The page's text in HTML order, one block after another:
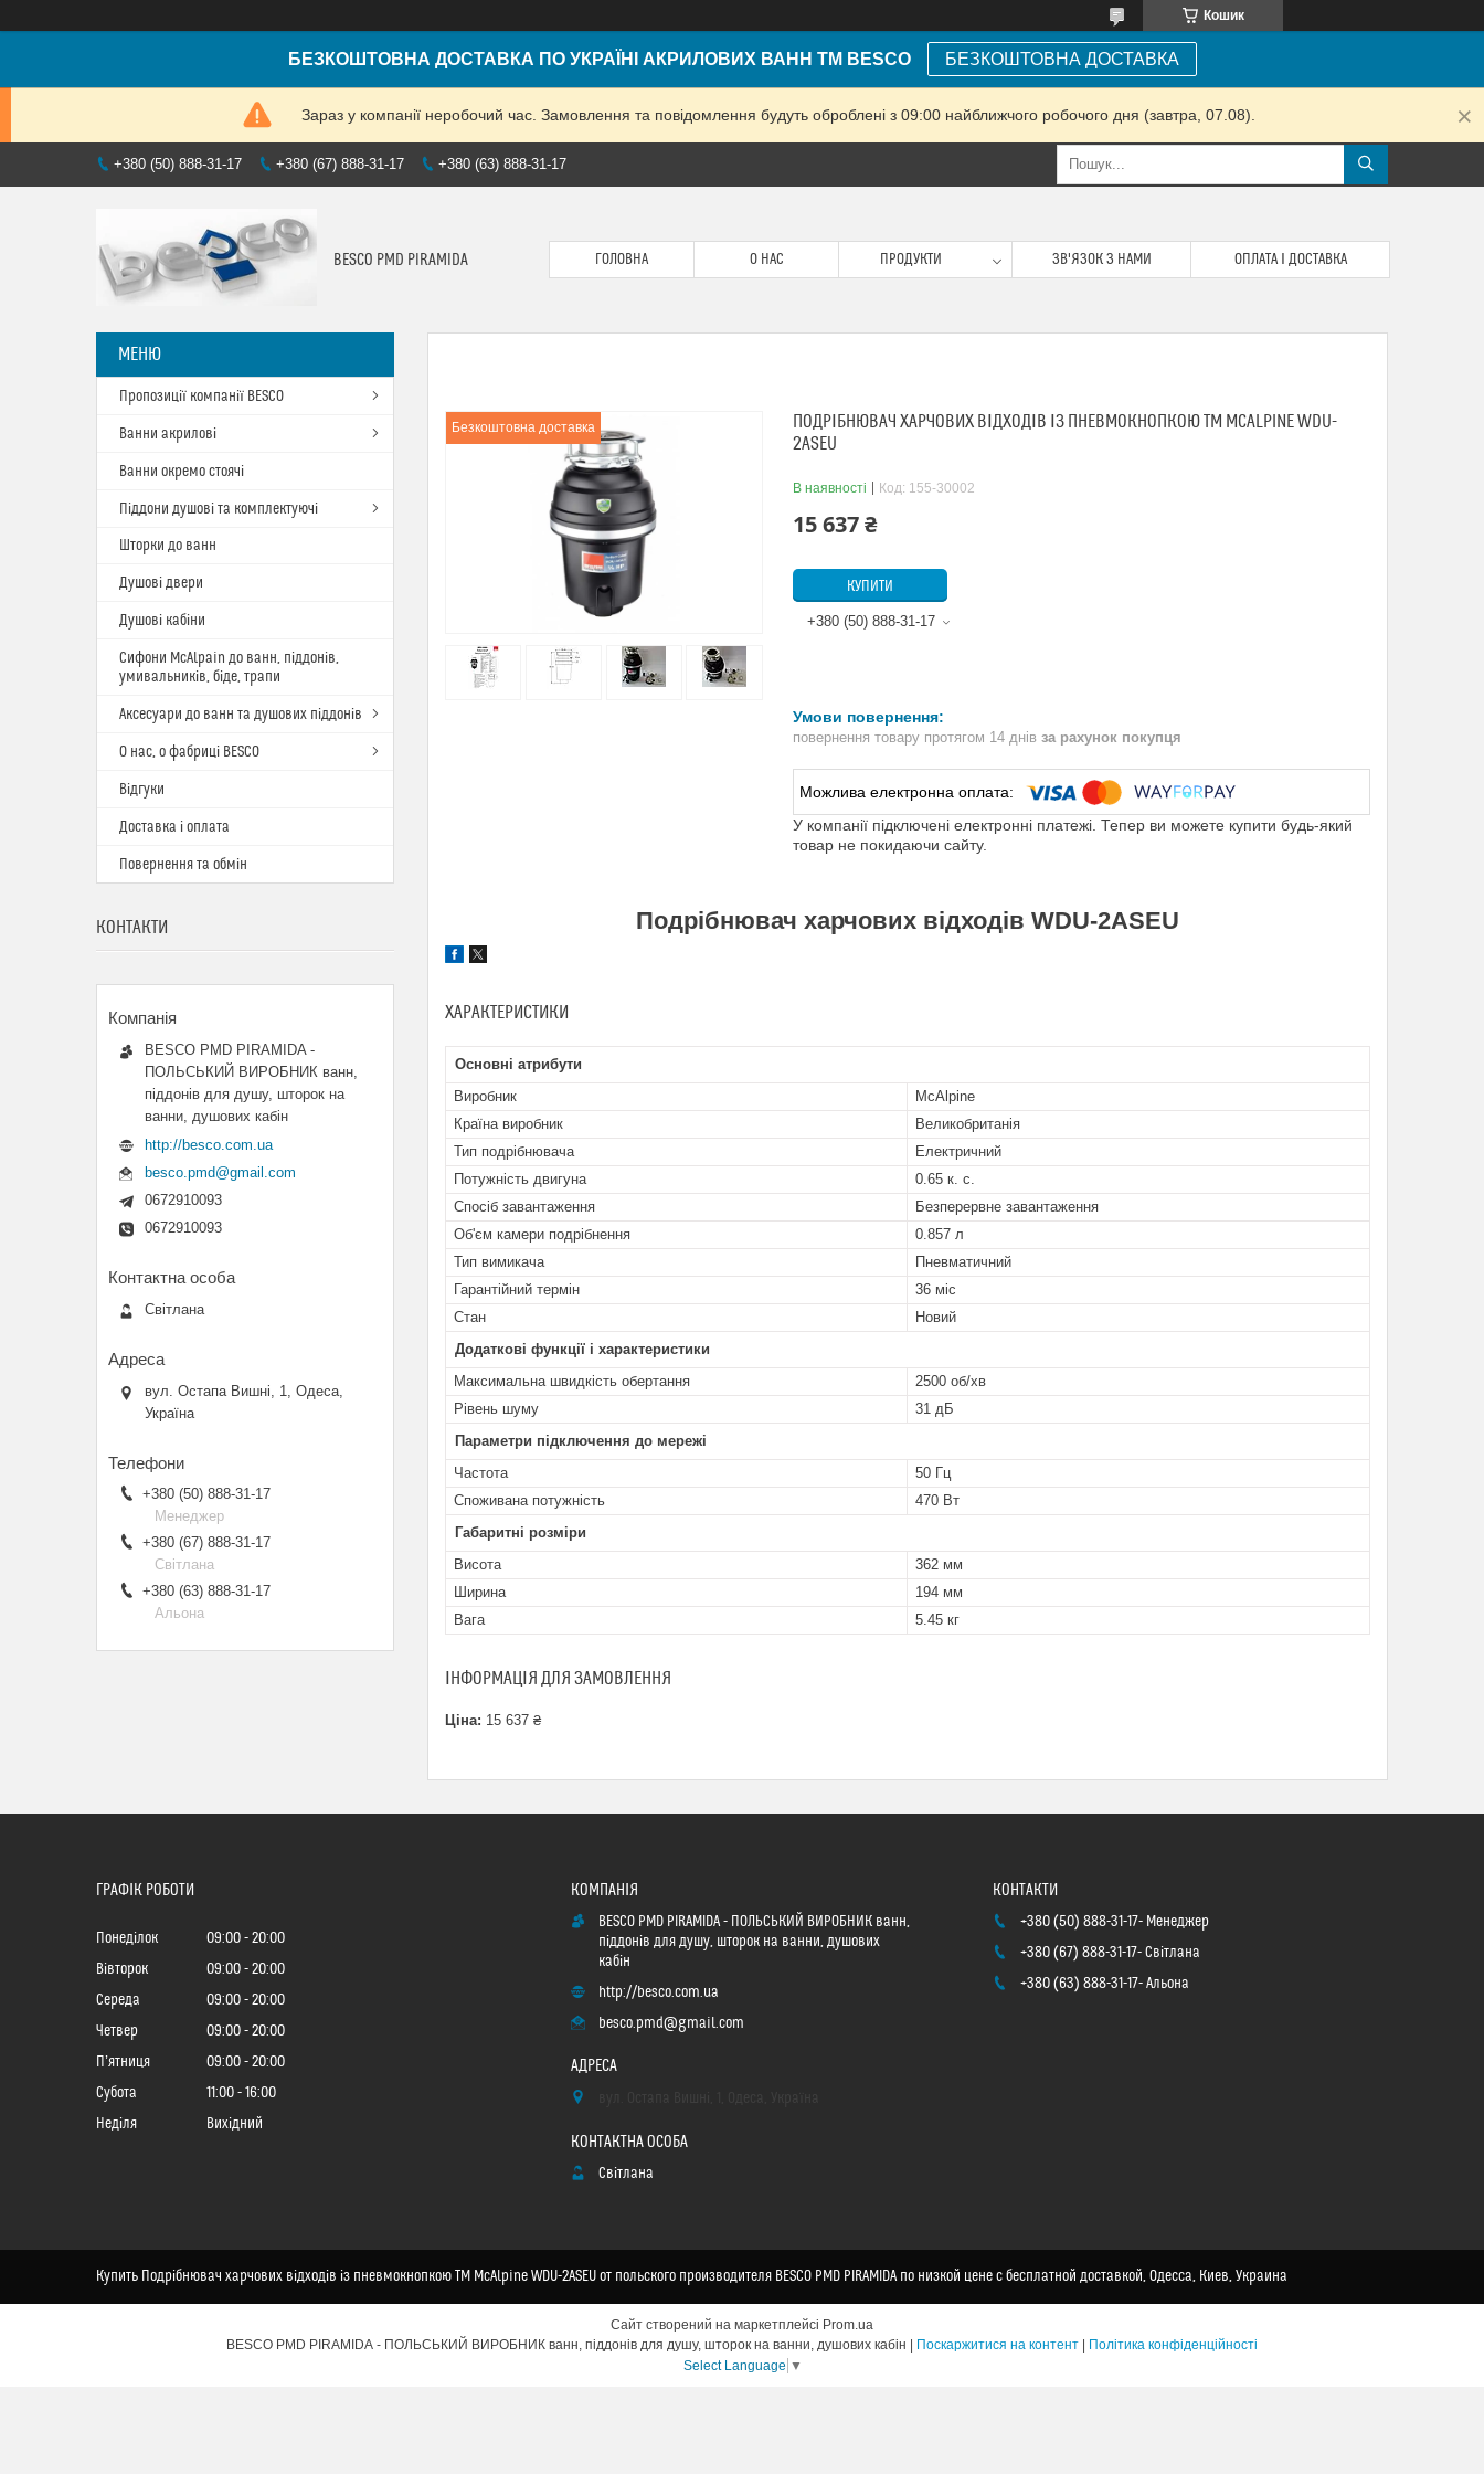
Кошик
БЕЗКОШТОВНА ДОСТАВКА ПО УКРАЇНІ АКРИЛОВИХ ВАНН ТМ BESCO БЕЗКОШТОВНА ДОСТАВКА
Зараз у компанії неробочий час. Замовлення та повідомлення будуть оброблені з 09:00 найближчого робочого дня (завтра, 07.08).
+380 (50) 888-31-17 +380 (67) 888-31-17 +380 (63) 888-31-17
BESCO PMD PIRAMIDA ГОЛОВНА О НАС ПРОДУКТИ ЗВ'ЯЗОК З НАМИ ОПЛАТА І ДОСТАВКА
Безкоштовна доставка
ПОДРІБНЮВАЧ ХАРЧОВИХ ВІДХОДІВ ІЗ ПНЕВМОКНОПКОЮ ТМ MCALPINE WDU-
2ASEU
В наявності Код: 155-30002
15 637 ₴
КУПИТИ
+380 (50) 888-31-17
повернення товару протягом 14 днів за рахунок покупця
У компанії підключені електронні платежі. Тепер ви можете купити будь-який
товар не покидаючи сайту.
Подрібнювач харчових відходів WDU-2ASEU
ХАРАКТЕРИСТИКИ
Основні атрибути
Виробник
McAlpine
Країна виробник
Великобританія
Тип подрібнювача
Електричний
Потужність двигуна
0.65 к. с.
Спосіб завантаження
Безперервне завантаження
Об'єм камери подрібнення
0.857 л
Тип вимикача
Пневматичний
Гарантійний термін
36 міс
Стан
Новий
Додаткові функції і характеристики
Максимальна швидкість обертання
2500 об/хв
Рівень шуму
31 дБ
Параметри підключення до мережі
Частота
50 Гц
Споживана потужність
470 Вт
Габаритні розміри
Висота
362 мм
Ширина
194 мм
Вага
5.45 кг
ІНФОРМАЦІЯ ДЛЯ ЗАМОВЛЕННЯ
Ціна: 15 637 ₴
Пропозиції компанії BESCO
Ванни акрилові
Ванни окремо стоячі
Піддони душові та комплектуючі
Шторки до ванн
Душові двери
Душові кабіни
Сифони McAlpain до ванн, піддонів,
умивальників, біде, трапи
Аксесуари до ванн та душових піддонів
О нас, о фабриці BESCO
Відгуки
Доставка і оплата
Повернення та обмін
КОНТАКТИ
BESCO PMD PIRAMIDA -
ПОЛЬСЬКИЙ ВИРОБНИК ванн,
піддонів для душу, шторок на
ванни, душових кабін
http://besco.com.ua
besco.pmd@gmail.com
0672910093
0672910093
Світлана
вул. Остапа Вишні, 1, Одеса,
Україна
+380 (50) 888-31-17
Менеджер
+380 (67) 888-31-17
Світлана
+380 (63) 888-31-17
Альона
ГРАФІК РОБОТИ
Понеділок 09:00
20:00
Вівторок
09:00
20:00
Середа
09:00
20:00
Четвер
09:00
20:00
Пʼятниця
09:00
20:00
Субота
11:00
16:00
Неділя
Вихідний
BESCO PMD PIRAMIDA - ПОЛЬСЬКИЙ ВИРОБНИК ванн,
піддонів для душу, шторок на ванни, душових
кабін
http://besco.com.ua
besco.pmd@gmail.com
Світлана
+380 (50) 888-31-17 Менеджер
+380 (67) 888-31-17 Світлана
+380 (63) 888-31-17 Альона
Купить Подрібнювач харчових відходів із пневмокнопкою ТМ McAlpine WDU-2ASEU от польского производителя BESCO PMD PIRAMIDA по низкой цене с бесплатной доставкой, Одесса, Киев, Украина
Сайт створений на маркетплейсі Prom.ua
Поскаржитися на контент
Політика конфіденційності
Select Language ▼